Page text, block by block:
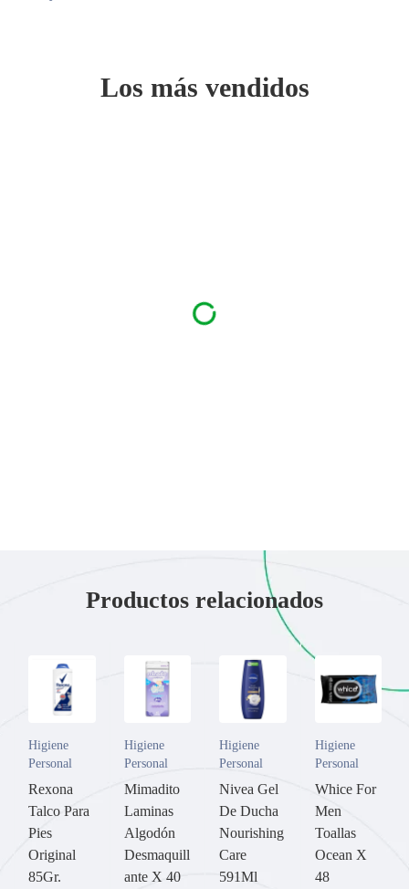
Los más vendidos
Productos relacionados
Higiene
Personal
Rexona
Talco Para
Pies
Original
85Gr.
Higiene
Personal
Mimadito
Laminas
Algodón
Desmaquill
ante X 40
Higiene
Personal
Nivea Gel
De Ducha
Nourishing
Care
591Ml
Higiene
Personal
Whice For
Men
Toallas
Ocean X
48